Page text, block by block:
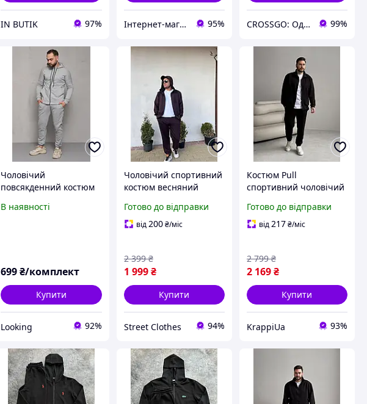
IN BUTIK 97% Інтернет-магазин одягу та взуття KedON 95% CROSSGO: Одяг та взуття для динамічного життя 99%
Чоловічий
повсякденний костюм
XXL) трикотаж
В наявності
699₴/комплект
Купити
Looking 92%
Чоловічий спортивний
костюм весняний
Saddy чорний
Готово до відправки
від200 ₴/міс
1 999 ₴
2 399 ₴
Купити
Street Clothes 94%
Костюм Pull
спортивний чоловічий
осінній кофта штани
чорний
Готово до відправки
від217₴/міс
2 169₴
2 799 ₴
Купити
KrappiUa 93%